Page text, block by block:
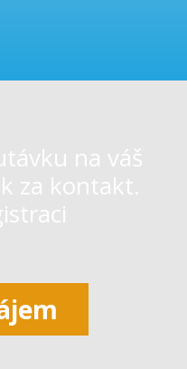
na váš
za kontakt.